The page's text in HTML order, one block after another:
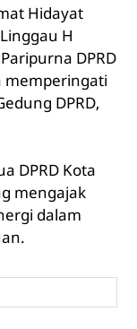
Hidayat
H
DPRD
memperingati
DPRD,
DPRD Kota
mengajak
dalam